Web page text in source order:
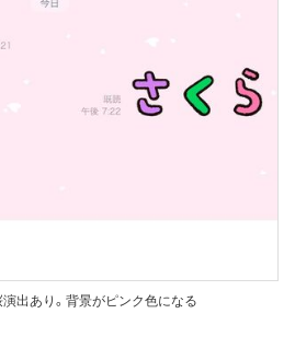
出あり。背景がピンク色になる